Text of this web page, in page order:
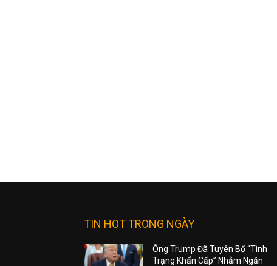
TIN HOT TRONG NGÀY
Ông Trump Đã Tuyên Bố “Tình
Trạng Khẩn Cấp” Nhằm Ngăn